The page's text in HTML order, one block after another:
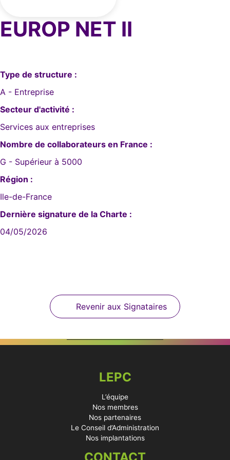
EUROP NET II
Type de structure :
A - Entreprise
Secteur d'activité :
Services aux entreprises
Nombre de collaborateurs en France :
G - Supérieur à 5000
Région :
Ile-de-France
Dernière signature de la Charte :
04/05/2026
Revenir aux Signataires
LEPC
L’équipe
Nos membres
Nos partenaires
Le Conseil d’Administration
Nos implantations
CONTACT